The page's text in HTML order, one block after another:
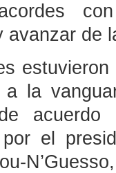
avanzar de
a la
acuerdo
por el